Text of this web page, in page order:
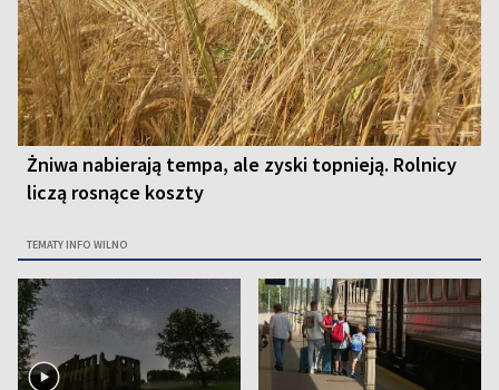
Żniwa nabierają tempa, ale zyski topnieją. Rolnicy
liczą rosnące koszty
TEMATY INFO WILNO